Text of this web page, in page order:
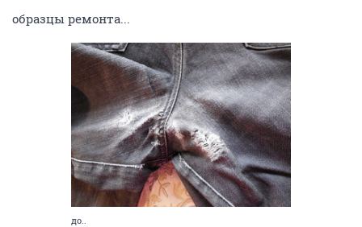
образцы ремонта...
до..